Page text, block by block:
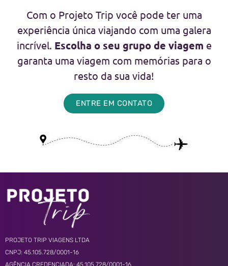
Com o Projeto Trip você pode ter uma
experiência única viajando com uma galera
incrível. Escolha o seu grupo de viagem e
garanta uma viagem com memórias para o
resto da sua vida!
ENTRE EM CONTATO
PROJETO TRIP VIAGENS LTDA
CNPJ: 45.105.728/0001-16
AGÊNCIA CREDENCIADA: 45.105.728/0001-16